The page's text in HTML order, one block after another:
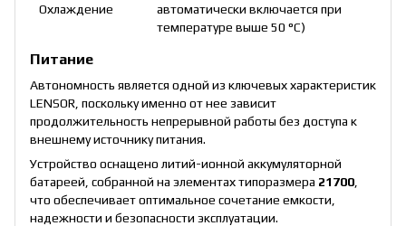
Охлаждение
автоматически включается при
температуре выше 50 °C)
Питание
Автономность является одной из ключевых характеристик
LENSOR, поскольку именно от нее зависит
продолжительность непрерывной работы без доступа к
внешнему источнику питания.
Устройство оснащено литий-ионной аккумуляторной
батареей, собранной на элементах типоразмера 21700
что обеспечивает оптимальное сочетание емкости,
надежности и безопасности эксплуатации.